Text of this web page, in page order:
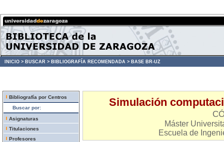
INICIO > BUSCAR > BIBLIOGRAFÍA RECOMENDADA > BASE BR-UZ
Bibliografía por Centros
Buscar por:
Asignaturas
Titulaciones
Profesores
Simulación
Máster
Escuela de